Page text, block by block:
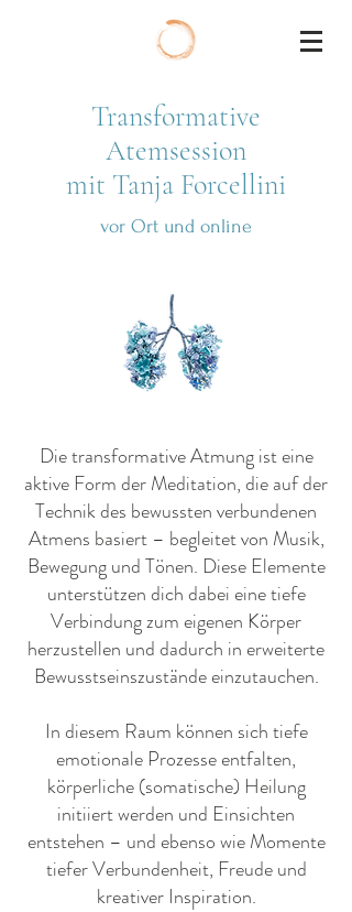
Transformative
Atemsession
mit Tanja Forcellini
vor Ort und online
Die transformative Atmung ist eine
aktive Form der Meditation, die auf der
Technik des bewussten verbundenen
Atmens basiert – begleitet von Musik,
Bewegung und Tönen. Diese Elemente
unterstützen dich dabei eine tiefe
Verbindung zum eigenen Körper
herzustellen und dadurch in erweiterte
Bewusstseinszustände einzutauchen.
In diesem Raum können sich tiefe
emotionale Prozesse entfalten,
körperliche (somatische) Heilung
initiiert werden und Einsichten
entstehen – und ebenso wie Momente
tiefer Verbundenheit, Freude und
kreativer Inspiration.